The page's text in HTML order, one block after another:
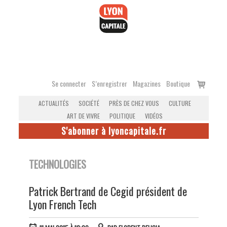
Se connecter S’enregistrer Magazines Boutique
Voir
ACTUALITÉS SOCIÉTÉ PRÈS DE CHEZ VOUS
CULTURE
ART DE VIVRE
POLITIQUE VIDÉOS
S'abonner à lyoncapitale.fr
TECHNOLOGIES
Patrick Bertrand de Cegid président de
Lyon French Tech